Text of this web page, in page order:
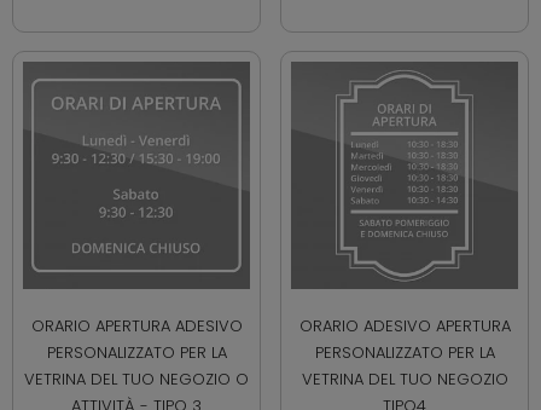
ORARIO APERTURA ADESIVO
PERSONALIZZATO PER LA
VETRINA DEL TUO NEGOZIO O
ATTIVITÀ - TIPO 3
ORARIO ADESIVO APERTURA
PERSONALIZZATO PER LA
VETRINA DEL TUO NEGOZIO
TIPO4